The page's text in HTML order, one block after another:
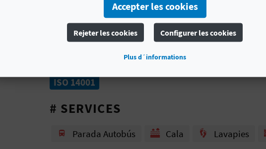
Autre information Zona de baño no controlada
CERTIFICATS DE CALIDAD ET MEDIO
ISO 14001
# SERVICES
Parada Autobús Cala Lavapies
Accepter les cookies
Rejeter les cookies Configurer les cookies
Plus d´informations